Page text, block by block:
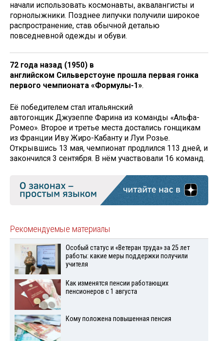
начали использовать космонавты, аквалангисты и
горнолыжники. Позднее липучки получили широкое
распространение, став обычной деталью
повседневной одежды и обуви.
72 года назад (1950) в
английском Сильверстоуне прошла первая гонка
первого чемпионата «Формулы-1».
Её победителем стал итальянский
автогонщик Джузеппе Фарина из команды «Альфа-
Ромео». Второе и третье места достались гонщикам
из Франции Иву Жиро-Кабанту и Луи Розье.
Открывшись 13 мая, чемпионат продлился 113 дней, и
закончился 3 сентября. В нём участвовали 16 команд.
Рекомендуемые материалы
Особый статус и «Ветеран труда» за 25 лет
работы: какие меры поддержки получили
учителя
Как изменятся пенсии работающих
пенсионеров с 1 августа
Кому положена повышенная пенсия